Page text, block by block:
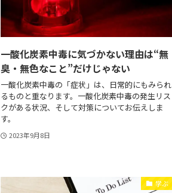
一酸化炭素中毒に気づかない理由は“無
臭・無色なこと”だけじゃない
一酸化炭素中毒の「症状」は、日常的にもみられ
るものと重なります。一酸化炭素中毒の発生リス
クがある状況、そして対策についてお伝えしま
す。
2023年9月8日
学ぶ